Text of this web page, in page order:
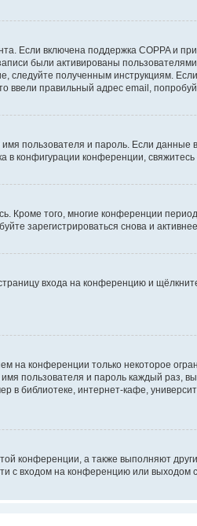
Если включена поддержка COPPA и
были активированы
полученным инструкциям.
правильный адрес email,
пользователя и пароль. Если
конфигурации конференции,
Кроме того, многие конференции
зарегистрироваться снова и активнее
входа на конференцию и
на конференции только некоторое
пользователя и пароль каждый раз,
библиотеке, интернет-кафе,
конференции, а также выполняют
с входом на конференцию или